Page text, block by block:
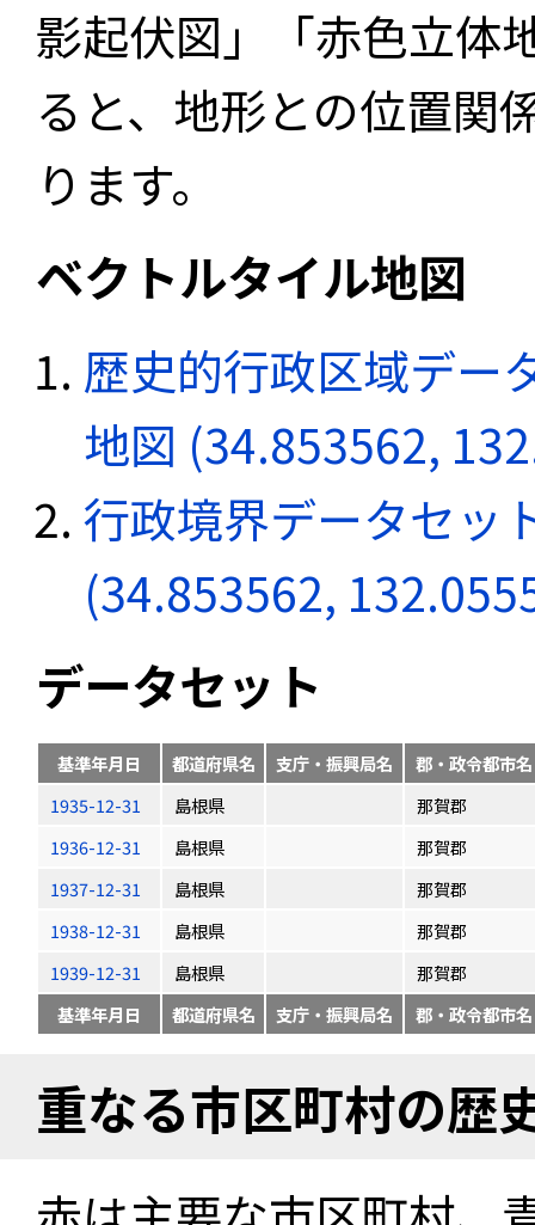
影起伏図」「赤色立体
ると、地形との位置関
ります。
ベクトルタイル地図
歴史的行政区域デー
地図 (34.853562,
行政境界データセッ
(34.853562,
データセット
基準年月日 都道府県名 支庁・振興局名
郡・政令都市名
1935-12-31
島根県
那賀郡
1936-12-31
島根県
那賀郡
1937-12-31
島根県
那賀郡
1938-12-31
島根県
那賀郡
1939-12-31
島根県
那賀郡
基準年月日
都道府県名 支庁・振興局名 郡・政令都市名
重なる市区町村の歴